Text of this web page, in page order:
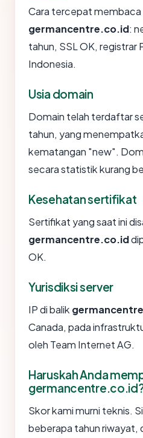
Cara tercepat membaca
germancentre.co.id:
tahun, SSL OK, registrar
Indonesia.
Usia domain
Domain telah terdaftar
tahun, yang
kematangan "new".
secara statistik kurang
Kesehatan sertifikat
Sertifikat yang saat ini
germancentre.co.id
OK.
Yurisdiksi server
IP di balik
Canada, pada
oleh Team Internet AG.
Haruskah Anda
Skor kami murni teknis.
beberapa tahun riwayat,